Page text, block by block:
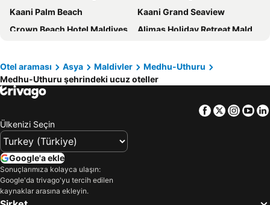
Kaani Palm Beach
Kaani Grand Seaview
Crown Beach Hotel Maldives
Alimas Holiday Retreat Maldives
Pearlshine Retreat Maldives
Ecoboo Maldives
Paguro Beach Inn
Ari Grand Hotel & Spa
Hilton Maldives Amingiri Resort & Spa
Hulhule Island Hotel
Barcelo Nasandhura Male
Ranthari Hotel and Spa Ukulhas Maldives
Arena Beach Hotel
Triton Beach Hotel & Spa
Otel araması Asya Maldivler
Medhu-Uthuru
Medhu-Uthuru şehrindeki ucuz oteller
Facebook
Twitter
Ülkenizi Seçin
Google'a ekle
Sonuçlarımıza kolayca ulaşın:
Google'da trivago'yu tercih edilen
kaynaklar arasına ekleyin.